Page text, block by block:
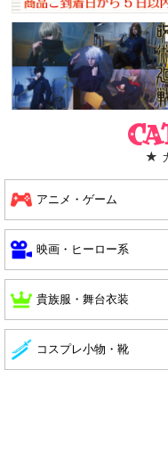
★
アニメ・ゲーム
映画・ヒーロー系
貴族服・舞台衣装
コスプレ小物・靴